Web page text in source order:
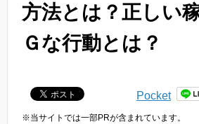
方法とは？正しい
Ｇな行動とは？
Pocket
※当サイトでは一部PRが含まれています。